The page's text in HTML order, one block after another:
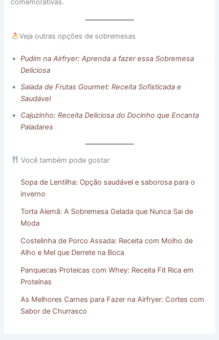
comemorativas.
Veja outras opções de sobremesas
Pudim na Airfryer: Aprenda a fazer essa Sobremesa
Deliciosa
Salada de Frutas Gourmet: Receita Sofisticada e
Saudável
Cajuzinho: Receita Deliciosa do Docinho que Encanta
Paladares
Você também pode gostar
Sopa de Lentilha: Opção saudável e saborosa para o
inverno
Torta Alemã: A Sobremesa Gelada que Nunca Sai de
Moda
Costelinha de Porco Assada: Receita com Molho de
Alho e Mel que Derrete na Boca
Panquecas Proteicas com Whey: Receita Fit Rica em
Proteínas
As Melhores Carnes para Fazer na Airfryer: Cortes com
Sabor de Churrasco